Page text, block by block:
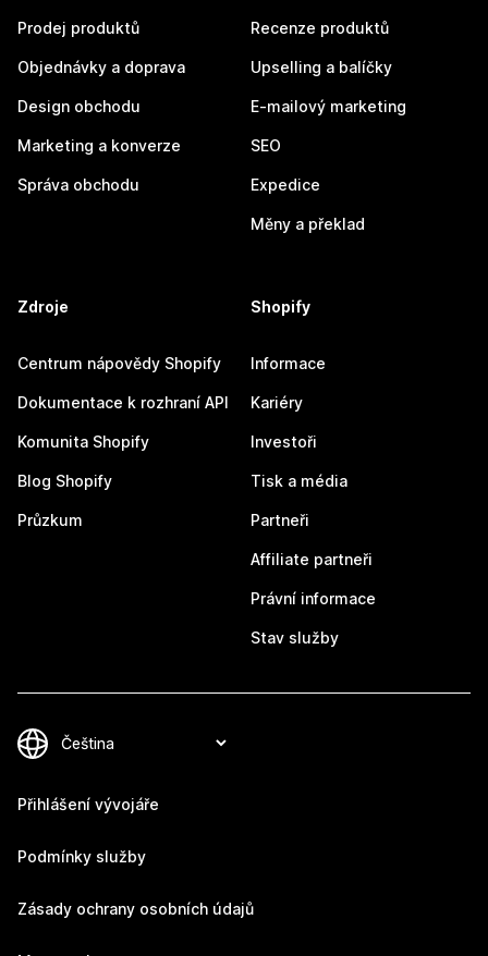
Prodej produktů
Objednávky a doprava
Design obchodu
Marketing a konverze
Správa obchodu
Recenze produktů
Upselling a balíčky
E-mailový marketing
SEO
Expedice
Měny a překlad
Zdroje
Centrum nápovědy Shopify
Dokumentace k rozhraní API
Komunita Shopify
Blog Shopify
Průzkum
Shopify
Informace
Kariéry
Investoři
Tisk a média
Partneři
Affiliate partneři
Právní informace
Stav služby
Přihlášení vývojáře
Podmínky služby
Zásady ochrany osobních údajů